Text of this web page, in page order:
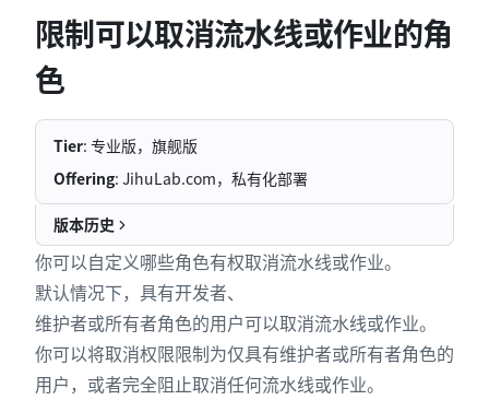
限制可以取消流水线或作业的角
色
Tier: 专业版，旗舰版
Offering: JihuLab.com，私有化部署
版本历史
你可以自定义哪些角色有权取消流水线或作业。
默认情况下，具有开发者、
维护者或所有者角色的用户可以取消流水线或作业。
你可以将取消权限限制为仅具有维护者或所有者角色的
用户，或者完全阻止取消任何流水线或作业。